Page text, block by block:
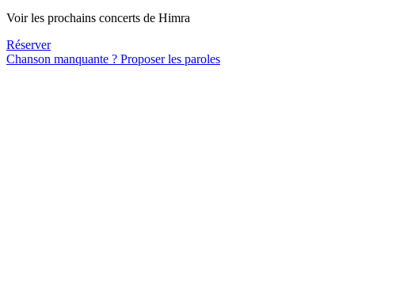
Voir les prochains concerts de Himra
Réserver
Chanson manquante ? Proposer les paroles